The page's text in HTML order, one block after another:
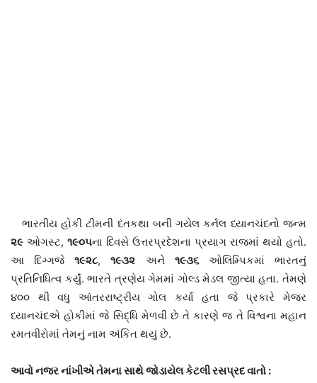
ભારતીય હોકી ટીમની દંતકથા બની ગયેલ કર્નલ ધ્યાનચંદનો જન્મ
૨૯ ઓગસ્ટ, ૧૯૦૫ના દિવસે ઉત્તરપ્રદેશના પ્રયાગ રાજમાં થયો હતો.
આ દિગ્ગજે૧૯૨૮,૧૯૩૨ અને ૧૯૩૬ઓલિમ્પિકમાં ભારતનું
પ્રતિનિધિત્વ કર્યું. ભારતે ત્રણેય ગેમમાં ગોલ્ડ મેડલ જીત્યા હતા. તેમણે
૪૦૦ થી વધુ આંતરરાષ્ટ્રીય ગોલ કર્યા હતા જે પ્રકારે મેજર
ધ્યાનચંદએ હોકીમાં જે સિદ્ધિ મેળવી છે તે કારણે જ તે વિશ્વના મહાન
રમતવીરોમાં તેમનું નામ અંકિત થયું છે.
આવો નજર નાંખીએ તેમના સાથે જોડાયેલ કેટલી રસપ્રદ વાતો :